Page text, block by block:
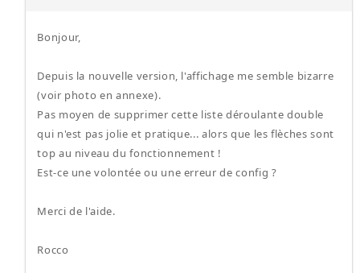
Bonjour,
Depuis la nouvelle version, l'affichage me semble bizarre
(voir photo en annexe).
Pas moyen de supprimer cette liste déroulante double
qui n'est pas jolie et pratique... alors que les flèches sont
top au niveau du fonctionnement !
Est-ce une volontée ou une erreur de config ?
Merci de l'aide.
Rocco